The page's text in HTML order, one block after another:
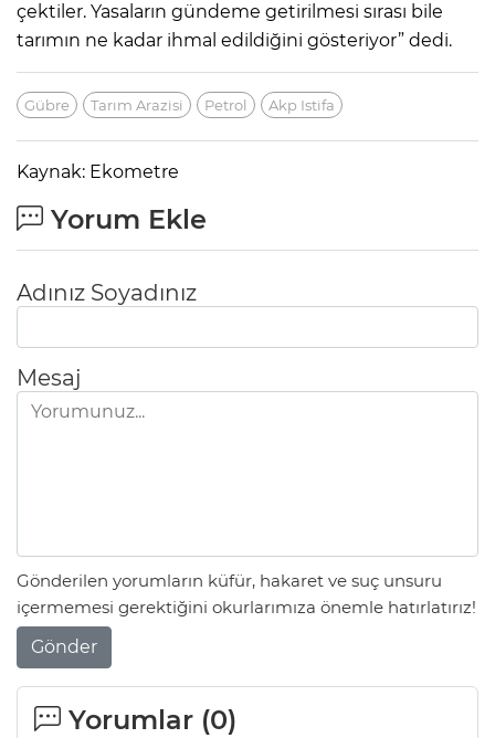
çektiler. Yasaların gündeme getirilmesi sırası bile
tarımın ne kadar ihmal edildiğini gösteriyor” dedi.
Gübre Tarım Arazisi Petrol Akp Istifa
Kaynak: Ekometre
Yorum Ekle
Adınız Soyadınız
Mesaj
Gönderilen yorumların küfür, hakaret ve suç unsuru
içermemesi gerektiğini okurlarımıza önemle hatırlatırız!
Gönder
Yorumlar (0)